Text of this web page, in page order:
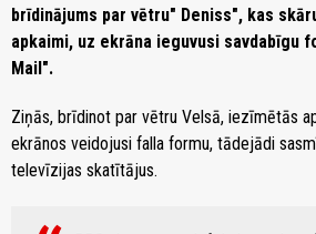
brīdinājums par vētru" Deniss", kas
apkaimi, uz ekrāna ieguvusi savdabīgu
Mail".
Ziņās, brīdinot par vētru Velsā, iezīmētās
ekrānos veidojusi falla formu, tādejādi
televīzijas skatītājus.